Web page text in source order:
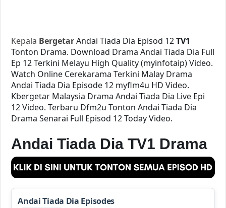
Kepala BergetarAndai Tiada Dia Episod 12TV1
Tonton Drama. Download Drama Andai Tiada Dia Full
Ep 12 Terkini Melayu High Quality (myinfotaip) Video.
Watch Online Cerekarama Terkini Malay Drama
Andai Tiada Dia Episode 12 myflm4u HD Video.
Kbergetar Malaysia Drama Andai Tiada Dia Live Epi
12 Video. Terbaru Dfm2u Tonton Andai Tiada Dia
Drama Senarai Full Episod 12 Today Video.
Andai Tiada Dia TV1 Drama
Andai Tiada Dia Episodes